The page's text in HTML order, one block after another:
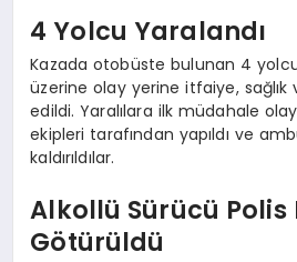
4 Yolcu Yaralandı
Kazada otobüste bulunan 4
üzerine olay yerine itfaiye, sağlık
edildi. Yaralılara ilk müdahale
ekipleri tarafından yapıldı ve
kaldırıldılar.
Alkollü Sürücü Polis
Götürüldü